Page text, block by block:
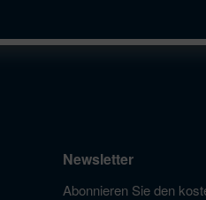
Newsletter
Abonnieren Sie den